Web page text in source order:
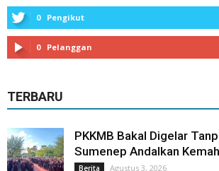
0 Pengikut
0 Pelanggan
TERBARU
PKKMB Bakal Digelar
Sumenep Andalkan
Berita Agustus 3, 2026